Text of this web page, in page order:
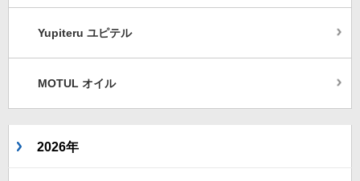
Yupiteru ユピテル
MOTUL オイル
2026年